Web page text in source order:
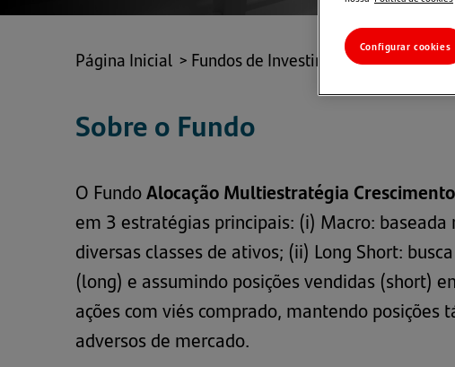
Página Inicial > Fundos de Investimento>
Sobre o Fundo
O FundoAlocação Multiestratégia Crescimento
em 3 estratégias principais: (i) Macro:
diversas classes de ativos; (ii) Long Short:
(long) e assumindo posições vendidas (short)
ações com viés comprado, mantendo
adversos de mercado.
Configurar cookies